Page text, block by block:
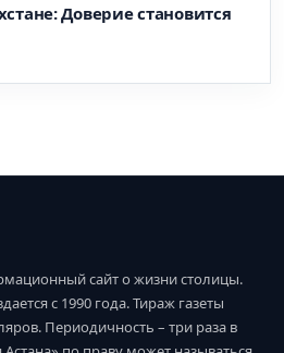
Доверие становится
сайт о жизни столицы.
с 1990 года. Тираж газеты
Периодичность – три раза в